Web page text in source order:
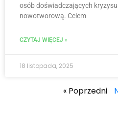
osób doświadczających
nowotworową. Celem
CZYTAJ WIĘCEJ »
18 listopada, 2025
« Poprzedni